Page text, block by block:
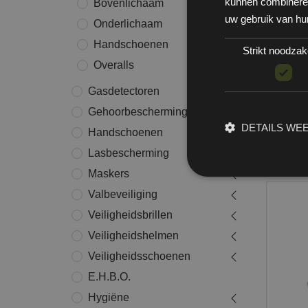
Bovenlichaam
Onderlichaam
Handschoenen
Overalls
Gasdetectoren
Gehoorbescherming
Handschoenen
Lasbescherming
Maskers
Valbeveiliging
Veiligheidsbrillen
Veiligheidshelmen
Veiligheidsschoenen
E.H.B.O.
Hygiëne
uw gebruik van
Strikt
DETAILS